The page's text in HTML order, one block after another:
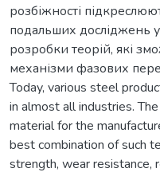
розбіжності
подальших досліджень
розробки теорій, які
механізми фазових
Today, various steel
in almost all industries.
material for the
best combination of such
strength, wear resistance,